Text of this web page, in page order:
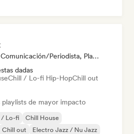
Medios De Comunicación/Periodista, Playlist Curator
dadas
Chill / Lo-fi Hip-HopChill out
playlists de mayor impacto
/ Lo-fi
Chill House
Chill out
Electro Jazz / Nu Jazz